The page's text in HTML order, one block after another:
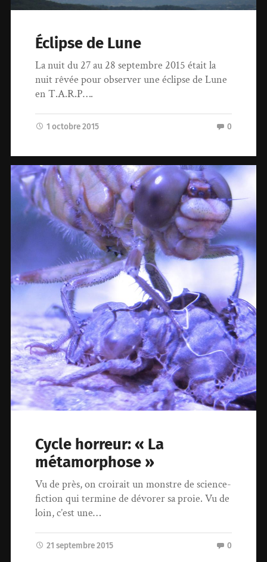
Éclipse de Lune
La nuit du 27 au 28 septembre 2015 était la
nuit rêvée pour observer une éclipse de Lune
en T.A.R.P….
1 octobre 2015 0
Cycle horreur: « La
métamorphose »
Vu de près, on croirait un monstre de science-
fiction qui termine de dévorer sa proie. Vu de
loin, c’est une…
21 septembre 2015 0